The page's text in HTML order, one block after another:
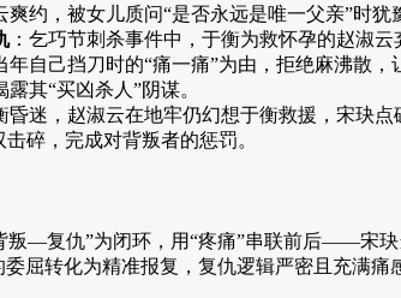
爽约，被女儿质问“是否永远是唯一父亲”时犹
：乞巧节刺杀事件中，于衡为救怀孕的赵淑
年自己挡刀时的“痛一痛”为由，拒绝麻沸散
其“买凶杀人”阴谋。
昏迷，赵淑云在地牢仍幻想于衡救援，宋玦
碎，完成对背叛者的惩罚。
叛—复仇”为闭环，用“疼痛”串联前后——宋
屈转化为精准报复，复仇逻辑严密且充满痛